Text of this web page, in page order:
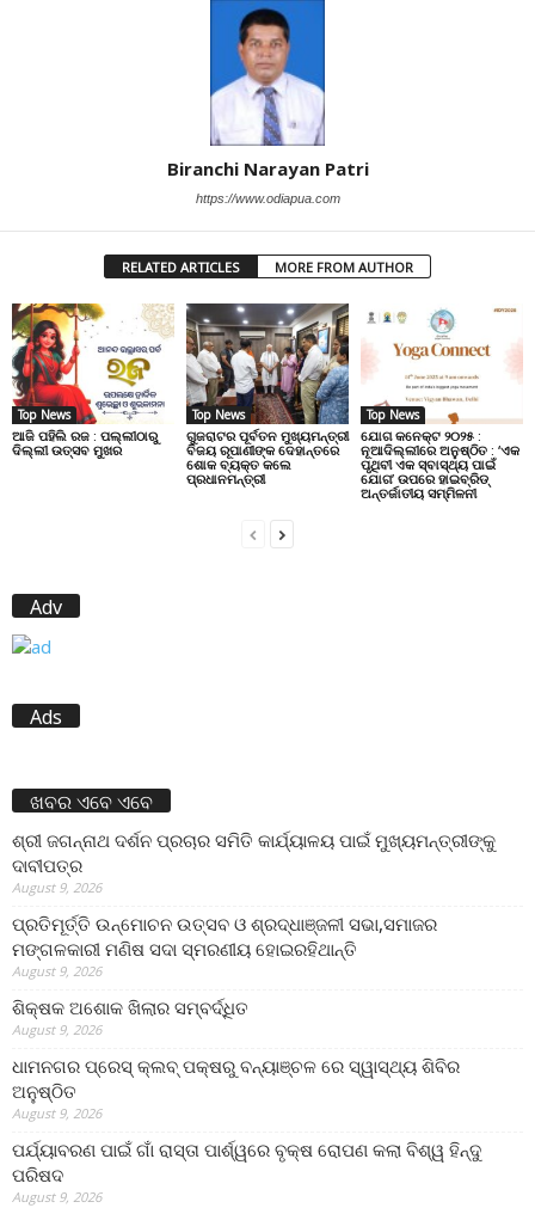
Biranchi Narayan Patri
https://www.odiapua.com
RELATED ARTICLES MORE FROM AUTHOR
Top News
ଆଜି ପହିଲି ରଜ : ପଲ୍ଲୀଠାରୁ
ଦିଲ୍ଲୀ ଉତ୍ସବ ମୁଖର
Top News
ଗୁଜରାଟର ପୂର୍ବତନ ମୁଖ୍ୟମନ୍ତ୍ରୀ
ବିଜୟ ରୂପାଣୀଙ୍କ ଦେହାନ୍ତରେ
ଶୋକ ବ୍ୟକ୍ତ କଲେ
ପ୍ରଧାନମନ୍ତ୍ରୀ
Top News
ଯୋଗ କନେକ୍ଟ ୨୦୨୫ :
ନୂଆଦିଲ୍ଲୀରେ ଅନୁଷ୍ଠିତ : ‘ଏକ
ପୃଥିବୀ ଏକ ସ୍ବାସ୍ଥ୍ୟ ପାଇଁ
ଯୋଗ’ ଉପରେ ହାଇବ୍ରିଡ୍
ଅନ୍ତର୍ଜାତୀୟ ସମ୍ମିଳନୀ
Adv
Ads
ଖବର ଏବେ ଏବେ
ଶ୍ରୀ ଜଗନ୍ନାଥ ଦର୍ଶନ ପ୍ରଚାର ସମିତି କାର୍ଯ୍ୟାଳୟ ପାଇଁ ମୁଖ୍ୟମନ୍ତ୍ରୀଙ୍କୁ
ଦାବୀପତ୍ର
August 9, 2026
ପ୍ରତିମୂର୍ତ୍ତି ଉନ୍ମୋଚନ ଉତ୍ସବ ଓ ଶ୍ରଦ୍ଧାଞ୍ଜଳୀ ସଭା,ସମାଜର
ମଙ୍ଗଳକାରୀ ମଣିଷ ସଦା ସ୍ମରଣୀୟ ହୋଇରହିଥାନ୍ତି
August 9, 2026
ଶିକ୍ଷକ ଅଶୋକ ଖିଲାର ସମ୍ବର୍ଦ୍ଧିତ
August 9, 2026
ଧାମନଗର ପ୍ରେସ୍ କ୍ଲବ୍ ପକ୍ଷରୁ ବନ୍ୟାଞ୍ଚଳ ରେ ସ୍ୱାସ୍ଥ୍ୟ ଶିବିର
ଅନୁଷ୍ଠିତ
August 9, 2026
ପର୍ଯ୍ୟାବରଣ ପାଇଁ ଗାଁ ରାସ୍ତା ପାର୍ଶ୍ୱରେ ବୃକ୍ଷ ରୋପଣ କଲା ବିଶ୍ୱ ହିନ୍ଦୁ
ପରିଷଦ
August 9, 2026